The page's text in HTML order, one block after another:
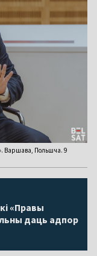
Варшава, Польшча. 9
«Правы
даць адпор